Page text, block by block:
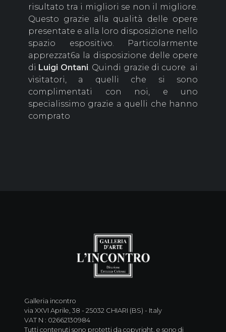
risultato tra i migliori se non il migliore.
Questo grazie alla qualità delle opere
presentate e alla loro disposizione nello
spazio espositivo. Particolarmente
apprezzat6a la disposizione delle opere
di Luigi Ontani . Quindi grazie di cuore ai
visitatori, a quelli che si sono
complimentati con noi, e uno
specialissimo grazie a quelli che hanno
comprato
Galleria incontro
via XXVI Aprile, 38 - 25032 CHIARI (BS) - Italy
VAT N : 02662130984
Tutti contenuti sono protetti da copyright. e sono di